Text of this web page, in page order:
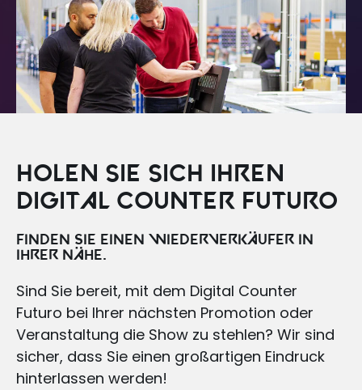
HOLEN SIE SICH IHREN
DIGITAL COUNTER FUTURO
FINDEN SIE EINEN WIEDERVERKÄUFER IN
IHRER NÄHE.
Sind Sie bereit, mit dem Digital Counter
Futuro bei Ihrer nächsten Promotion oder
Veranstaltung die Show zu stehlen? Wir sind
sicher, dass Sie einen großartigen Eindruck
hinterlassen werden!